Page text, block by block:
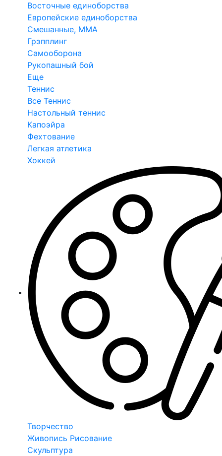
Восточные единоборства
Европейские единоборства
Смешанные, ММА
Грэпплинг
Самооборона
Рукопашный бой
Еще
Теннис
Все Теннис
Настольный теннис
Капоэйра
Фехтование
Легкая атлетика
Хоккей
Творчество
Живопись Рисование
Скульптура